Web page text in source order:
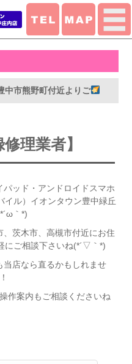
中市熊野町付近よりご
理業者】
ッド・アンドロイドスマホ
ル）イオンタウン豊中緑丘
｀*)
、茨木市、高槻市付近にお住
にご相談下さいね(*´▽｀*)
店なら直るかもしれませ
作案内もご相談くださいね